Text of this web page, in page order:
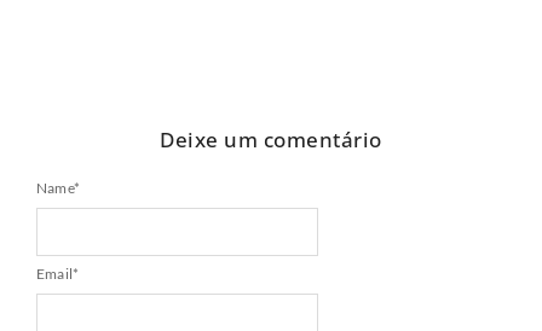
Deixe um comentário
Name*
Email*